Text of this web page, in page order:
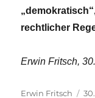
rechtlicher
Erwin Fritsch,
Autor
Erwin Fritsch